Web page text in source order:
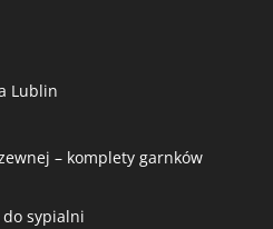
Lublin
– komplety garnków
do sypialni